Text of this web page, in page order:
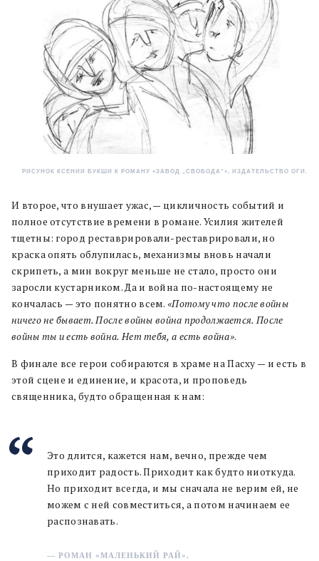
РИСУНОК КСЕНИИ БУКШИ К РОМАНУ «ЗАВОД „СВОБОДА“», ИЗДАТЕЛЬСТВО ОГИ.
И второе, что внушает ужас, — цикличность событий и
полное отсутствие времени в романе. Усилия жителей
тщетны: город реставрировали-реставрировали, но
краска опять облупилась, механизмы вновь начали
скрипеть, а мин вокруг меньше не стало, просто они
заросли кустарником. Да и война по-настоящему не
кончалась — это понятно всем. «Потому что после войны
ничего не бывает. После войны война продолжается. После
войны ты и есть война. Нет тебя, а есть война».
В финале все герои собираются в храме на Пасху — и есть в
этой сцене и единение, и красота, и проповедь
священника, будто обращенная к нам:
Это длится, кажется нам, вечно, прежде чем
приходит радость. Приходит как будто ниоткуда.
Но приходит всегда, и мы сначала не верим ей, не
можем с ней совместиться, а потом начинаем ее
распознавать.
— РОМАН «МАЛЕНЬКИЙ РАЙ».